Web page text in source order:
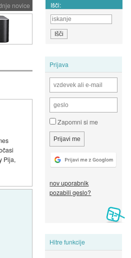
novice Išči:
Prijava
Zapomni si me
nov uporabnik
pozabili geslo?
Hitre funkcije
Pija,